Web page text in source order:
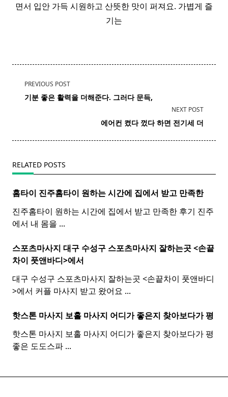
면서 입안 가득 시원하고 산뜻한 맛이 퍼져요. 가볍게 즐
기는
<span
class="nav-
text">Page</span>
PREVIOUS POST
기분 좋은 활력을 더해준다. 그러다 문득,
NEXT POST
에어컨 켰다 껐다 하면 전기세 더
RELATED POSTS
홈타이 진주홈타이 원하는 시간에 집에서 받고 만족한
진주홈타이 원하는 시간에 집에서 받고 만족한 후기 진주
에서 내 몸을 ...
스포츠마사지 대구 수성구 스포츠마사지 잘하는곳 <손끝
차이 풋앤바디>에서
대구 수성구 스포츠마사지 잘하는곳 <손끝차이 풋앤바디
>에서 커플 마사지 받고 왔어요 ...
핫스톤 마사지 보홀 마사지 어디가 좋은지 찾아보다가 평
핫스톤 마사지 보홀 마사지 어디가 좋은지 찾아보다가 평
좋은 도도스파 ...